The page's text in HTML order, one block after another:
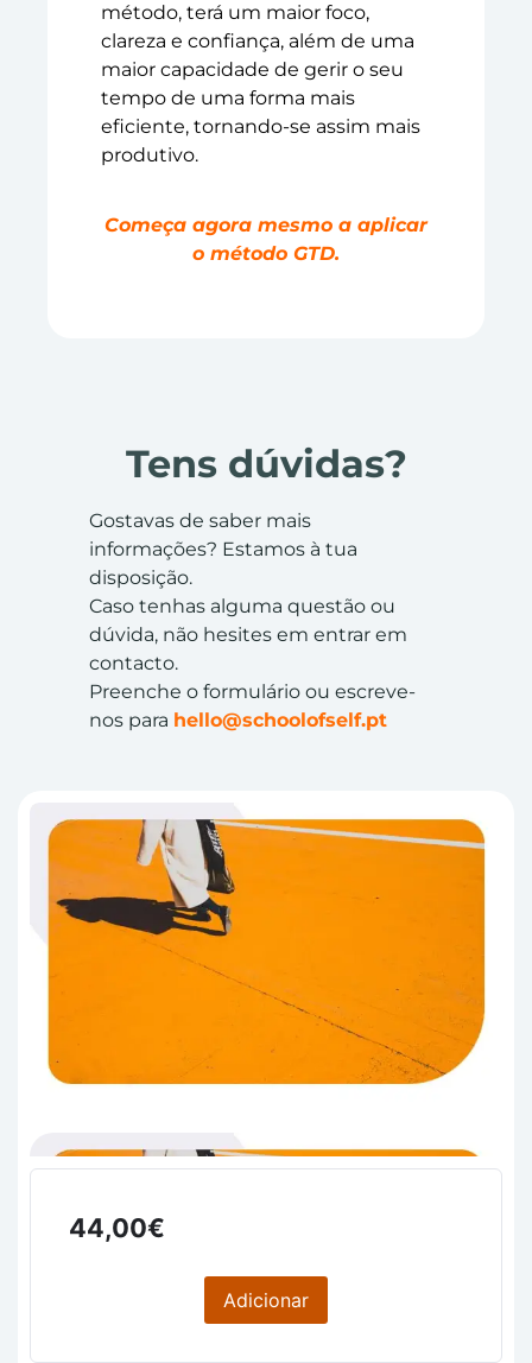
método, terá um maior foco,
clareza e confiança, além de uma
maior capacidade de gerir o seu
tempo de uma forma mais
eficiente, tornando-se assim mais
produtivo.
Começa agora mesmo a aplicar
o método GTD.
Tens dúvidas?
Gostavas de saber mais
informações? Estamos à tua
disposição.
Caso tenhas alguma questão ou
dúvida, não hesites em entrar em
contacto.
Preenche o formulário ou escreve-
nos para hello@schoolofself.pt
44,00€
Adicionar